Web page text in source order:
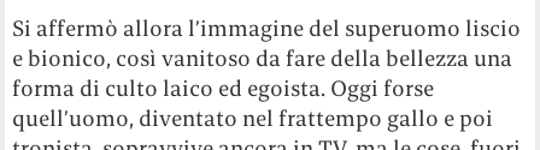
Si affermò allora l’immagine del superuomo liscio
e bionico, così vanitoso da fare della bellezza una
forma di culto laico ed egoista. Oggi forse
quell’uomo, diventato nel frattempo gallo e poi